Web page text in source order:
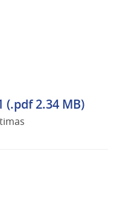
(.pdf 2.34 MB)